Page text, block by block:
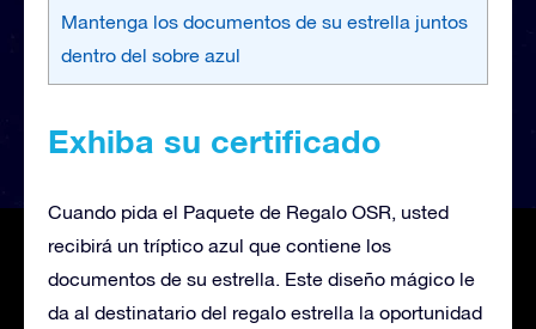
Mantenga los documentos de su estrella juntos
dentro del sobre azul
Exhiba su certificado
Cuando pida el Paquete de Regalo OSR, usted
recibirá un tríptico azul que contiene los
documentos de su estrella. Este diseño mágico le
da al destinatario del regalo estrella la oportunidad